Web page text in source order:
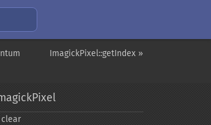
ImagickPixel::getIndex »
clear